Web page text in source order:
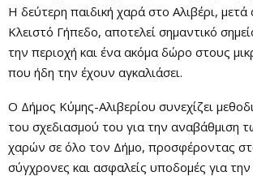
Η δεύτερη παιδική χαρά στο Αλιβέρι, μετά
Κλειστό Γήπεδο, αποτελεί σημαντικό
την περιοχή και ένα ακόμα δώρο στους
που ήδη την έχουν αγκαλιάσει.
Ο Δήμος Κύμης-Αλιβερίου συνεχίζει
του σχεδιασμού του για την αναβάθμιση
χαρών σε όλο τον Δήμο, προσφέροντας
σύγχρονες και ασφαλείς υποδομές για